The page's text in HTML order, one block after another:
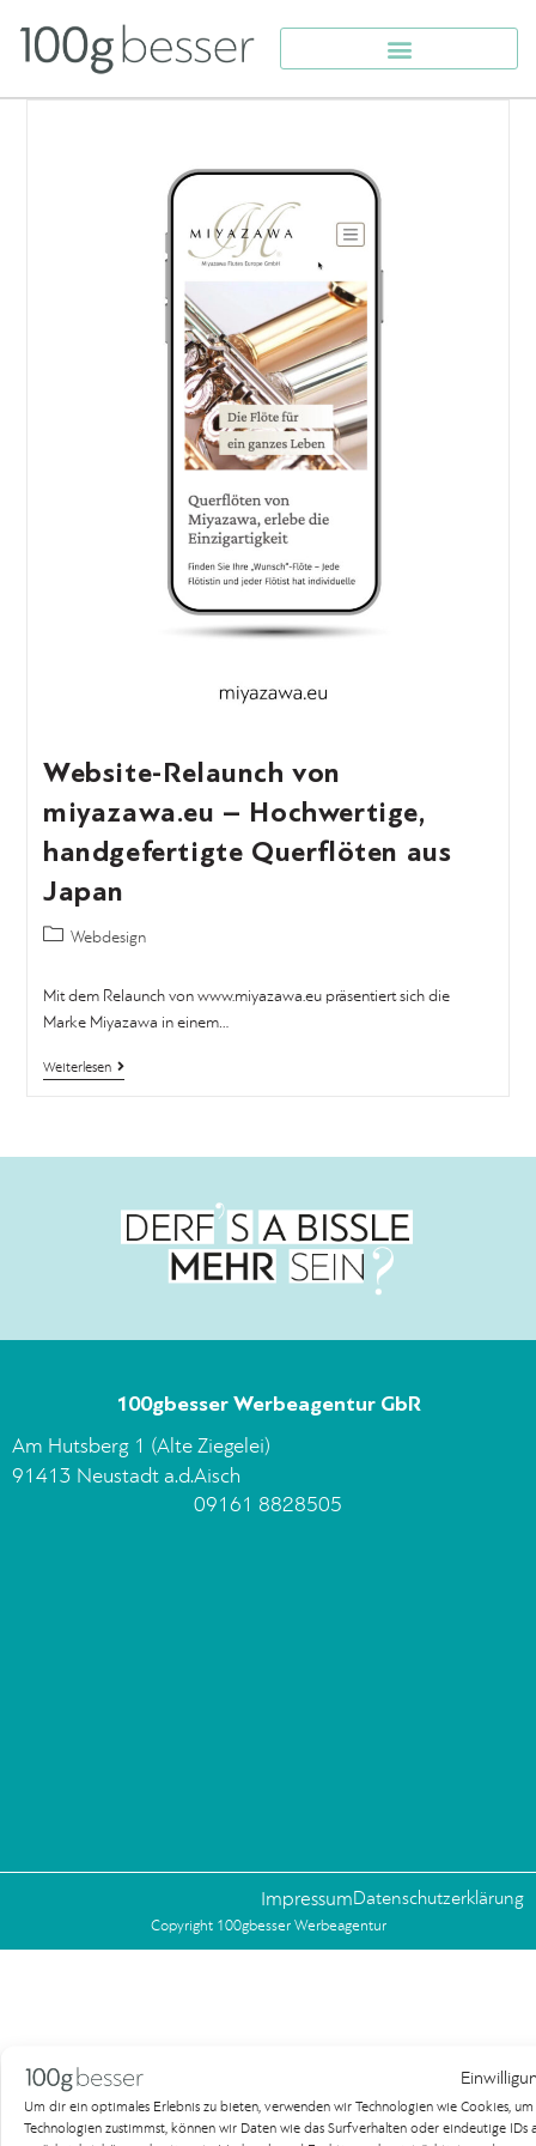
Um dir ein optimales Erlebnis zu bieten, verwenden wir Technologien wie Cookies,
Technologien zustimmst, können wir Daten wie das Surfverhalten oder eindeutige
Website-Relaunch von
miyazawa.eu – Hochwertige,
handgefertigte Querflöten aus
Japan
Webdesign
Mit dem Relaunch von www.miyazawa.eu präsentiert sich die
Marke Miyazawa in einem…
Weiterlesen
100gbesser Werbeagentur GbR
Am Hutsberg 1 (Alte Ziegelei)
91413 Neustadt a.d.Aisch
09161 8828505
Copyright 100gbesser Werbeagentur
Datenschutzerklärung
Impressum